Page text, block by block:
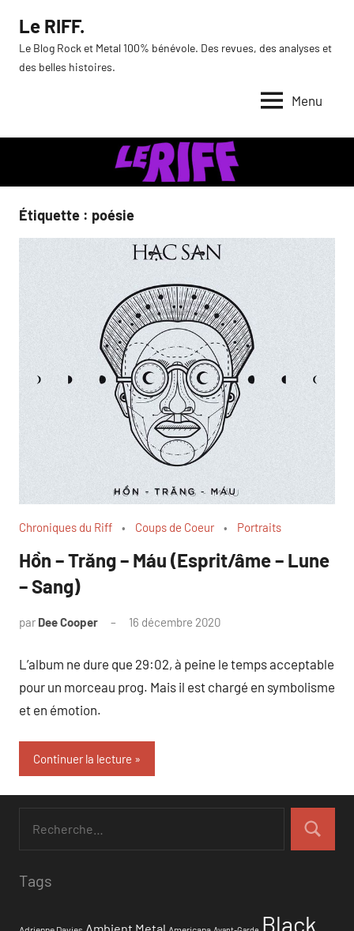
contenu
Le RIFF.
Le Blog Rock et Metal 100% bénévole. Des revues, des analyses et
des belles histoires.
Menu
Étiquette : poésie
Chroniques du Riff Coups de Coeur Portraits
Hồn – Trăng – Máu (Esprit/âme – Lune
– Sang)
par Dee Cooper 16 décembre 2020
L’album ne dure que 29:02, à peine le temps acceptable
pour un morceau prog. Mais il est chargé en symbolisme
et en émotion.
Continuer la lecture
Tags
Black